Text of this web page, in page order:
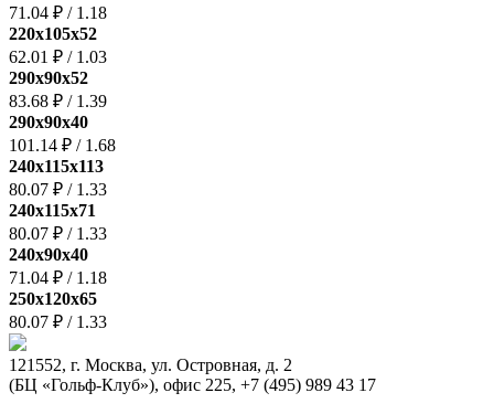
71.04 ₽ / 1.18
220x105x52
62.01 ₽ / 1.03
290x90x52
83.68 ₽ / 1.39
290х90х40
101.14 ₽ / 1.68
240х115х113
80.07 ₽ / 1.33
240х115х71
80.07 ₽ / 1.33
240x90х40
71.04 ₽ / 1.18
250х120х65
80.07 ₽ / 1.33
121552, г. Москва, ул. Островная, д. 2
(БЦ «Гольф-Клуб»), офис 225, +7 (495) 989 43 17